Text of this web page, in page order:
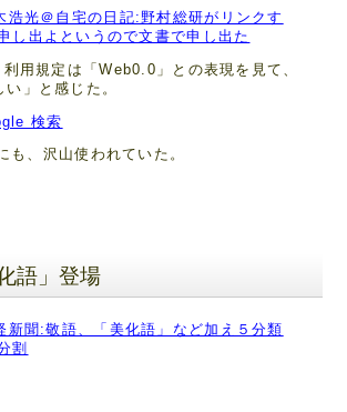
光＠自宅の日記:野村総研がリンクす
し出よというので文書で申し出た
用規定は「Web0.0」との表現を見て、
い」と感じた。
検索
も、沢山使われていた。
語」登場
新聞:敬語、「美化語」など加え５分類
割